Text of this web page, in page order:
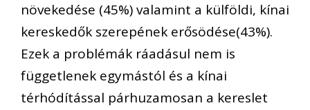
növekedése (45%) valamint a külföldi, kínai
kereskedők szerepének erősödése(43%).
Ezek a problémák ráadásul nem is
függetlenek egymástól és a kínai
térhódítással párhuzamosan a kereslet